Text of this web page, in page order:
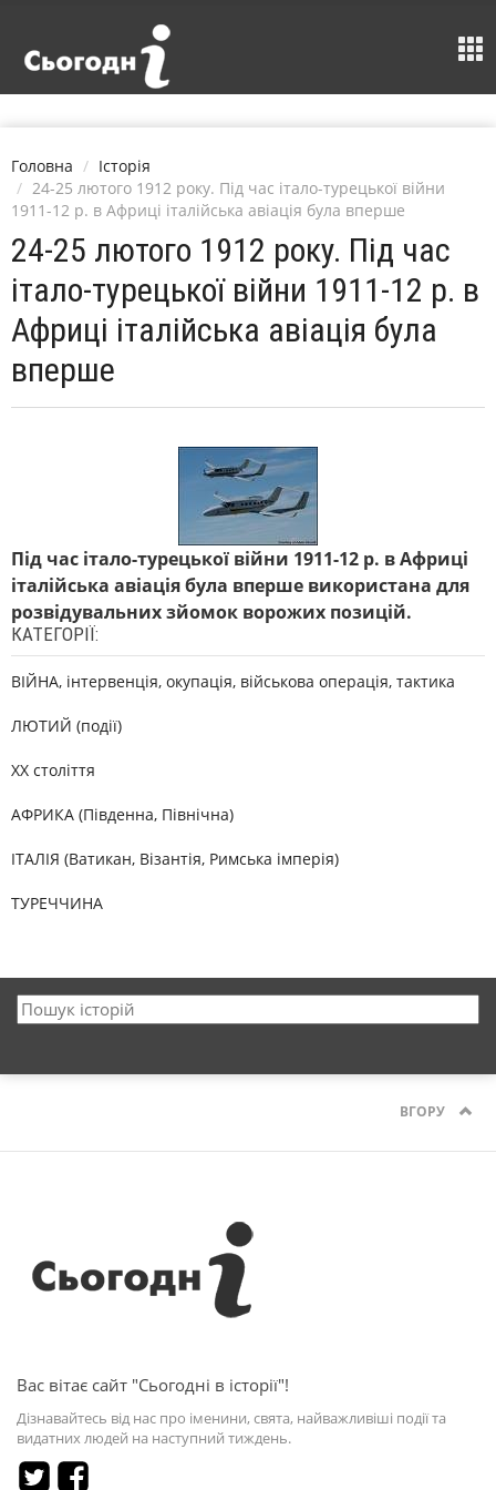
Головна
Історія
24-25 лютого 1912 року. Під час італо-турецької війни
1911-12 р. в Африці італійська авіація була вперше
24-25 лютого 1912 року. Під час
італо-турецької війни 1911-12 р. в
Африці італійська авіація була
вперше
Під час італо-турецької війни 1911-12 р. в Африці
італійська авіація була вперше використана для
розвідувальних зйомок ворожих позицій.
КАТЕГОРІЇ:
ВІЙНА, інтервенція, окупація, військова операція, тактика
ЛЮТИЙ (події)
XX століття
АФРИКА (Південна, Північна)
ІТАЛІЯ (Ватикан, Візантія, Римська імперія)
ТУРЕЧЧИНА
ВГОРУ
Вас вітає сайт "Сьогодні в історії"!
Дізнавайтесь від нас про іменини, свята, найважливіші події та
видатних людей на наступний тиждень.